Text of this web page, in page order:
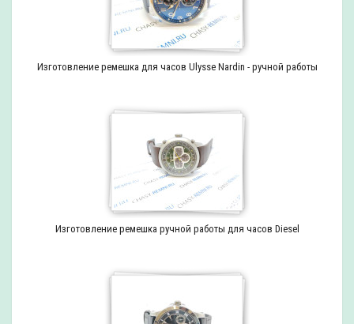
Изготовление ремешка для часов Ulysse Nardin - ручной работы
Изготовление ремешка ручной работы для часов Diesel